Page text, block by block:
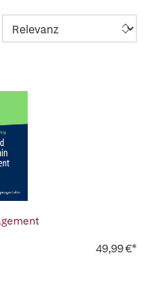
49,99 €*